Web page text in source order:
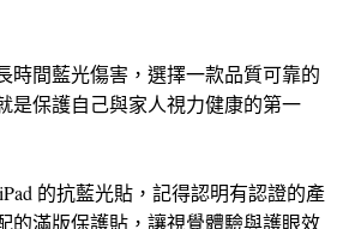
時間藍光傷害，選擇一款品質可靠的
是保護自己與家人視力健康的第一
的抗藍光貼，記得認明有認證的產
的滿版保護貼，讓視覺體驗與護眼效